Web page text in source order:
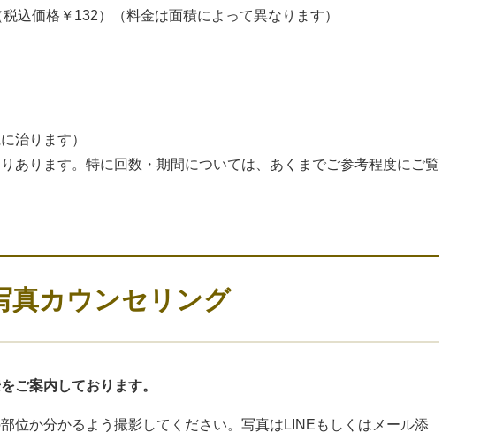
価格￥132）（料金は面積によって異なります）
治ります）
あります。特に回数・期間については、あくまでご参考程度にご覧
真カウンセリング
ご案内しております。
位か分かるよう撮影してください。写真はLINEもしくはメール添